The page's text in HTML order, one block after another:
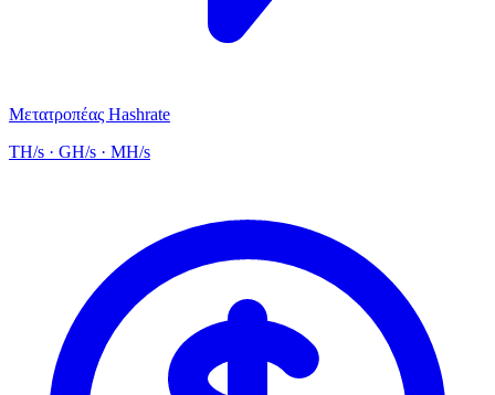
Μετατροπέας Hashrate
TH/s · GH/s · MH/s